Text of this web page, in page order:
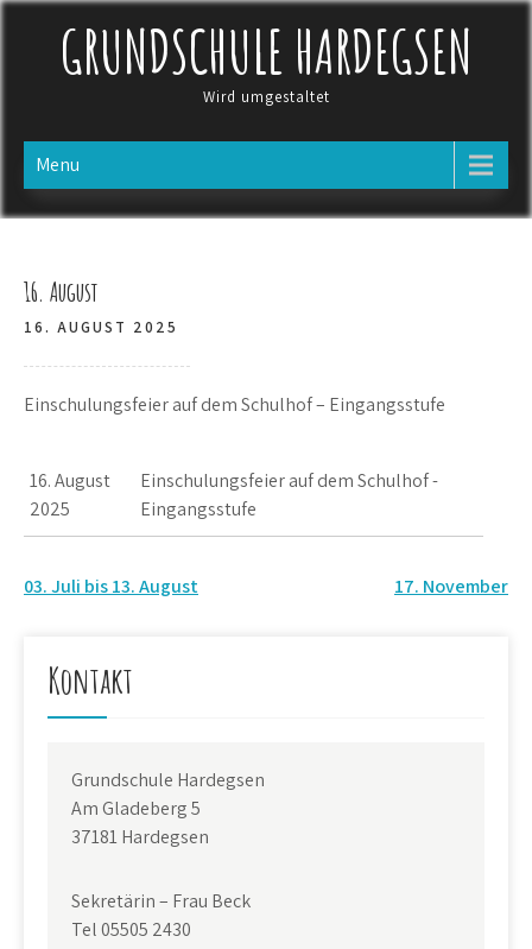
Skip
GRUNDSCHULE HARDEGSEN
Wird umgestaltet
Menu
16. August
16. AUGUST 2025
Einschulungsfeier auf dem Schulhof – Eingangsstufe
16. August
2025
Einschulungsfeier auf dem Schulhof -
Eingangsstufe
Beitragsnavigation
03. Juli bis 13. August 17. November
Kontakt
Grundschule Hardegsen
Am Gladeberg 5
37181 Hardegsen
Sekretärin – Frau Beck
Tel 05505 2430